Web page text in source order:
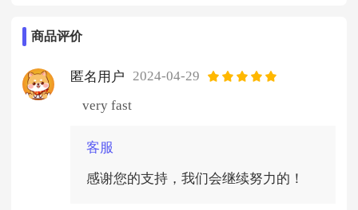
商品评价
匿名用户
2024-04-29
very fast
客服
感谢您的支持，我们会继续努力的！